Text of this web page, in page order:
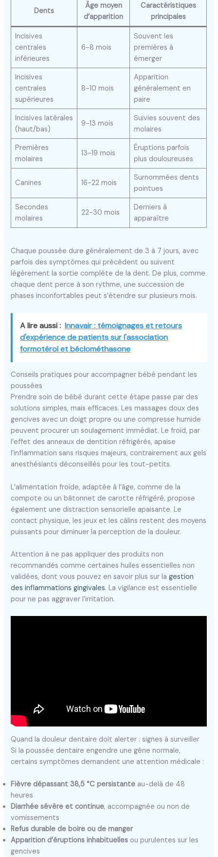
Dents
Âge moyen
d’apparition
Caractéristiques
principales
Incisives
centrales
inférieures
6-8 mois
Souvent les
premières à
émerger
Incisives
centrales
supérieures
8-10 mois
Apparition
généralement en
paire
Incisives latérales
(haut/bas)
9-13 mois
Suivies souvent des
molaires
Premières
molaires
13-19 mois
Éruptions parfois
plus douloureuses
Canines 16-22 mois
Surnommées dents
pointues
Secondes
molaires
22-30 mois
Derniers à
apparaître
Chaque poussée dure généralement de 3 à 7 jours, avec
parfois des symptômes qui précèdent ou suivent
légèrement la sortie complète de la dent. De plus, comme
chaque dent perce à son rythme, une succession de
phases inconfortables peut s’étendre sur plusieurs mois.
A lire aussi : Innavair : témoignages et retours
d'expérience de patients sur l'association
formotérol et béclométhasone
Conseils pratiques pour accompagner bébé pendant les
poussées
Prendre soin de bébé durant cette étape passe par des
solutions simples, mais efficaces. Les massages doux des
gencives avec un doigt propre ou une compresse humide
peuvent procurer un soulagement immédiat. Le froid, par
l’effet des anneaux de dentition réfrigérés, apaise
l’inflammation sans risques majeurs, contrairement aux gels
anesthésiants déconseillés pour les tout-petits.
L’alimentation froide, adaptée à l’âge, comme de la
compote ou un bâtonnet de carotte réfrigéré, propose
également une distraction sensorielle apaisante. Le
contact physique, les jeux et les câlins restent des moyens
puissants pour diminuer la perception de la douleur.
Attention à ne pas appliquer des produits non
recommandés comme certaines huiles essentielles non
validées, dont vous pouvez en savoir plus sur lagestion
des inflammations gingivales. La vigilance est essentielle
pour ne pas aggraver l’irritation.
Quand la douleur dentaire doit alerter : signes à surveiller
Si la poussée dentaire engendre une gêne normale,
certains symptômes demandent une attention médicale :
Fièvre dépassant 38,5 °C persistante au-delà de 48
heures
Diarrhée sévère et continue, accompagnée ou non de
vomissements
Refus durable de boire ou de manger
Apparition d’éruptions inhabituelles ou purulentes sur les
gencives